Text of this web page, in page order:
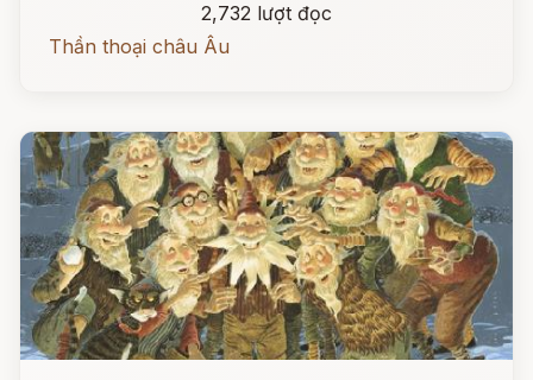
2,732 lượt đọc
Thần thoại châu Âu